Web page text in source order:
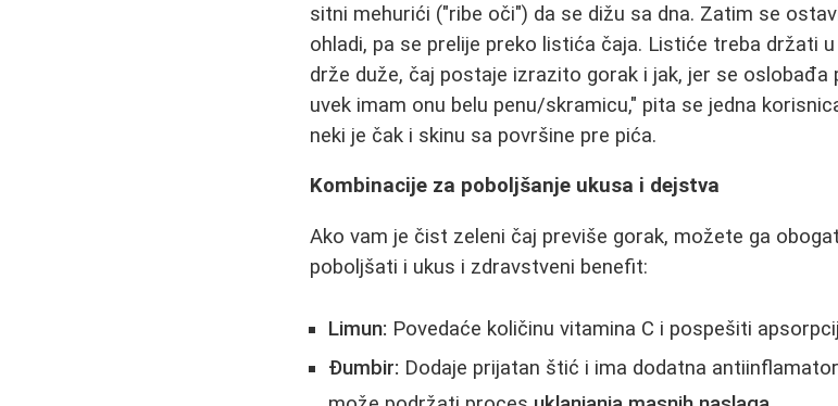
sitni mehurići ("ribe oči") da se dižu sa dna. Zatim se
ohladi, pa se prelije preko listića čaja. Listiće treba držati
drže duže, čaj postaje izrazito gorak i jak, jer se oslobađa
uvek imam onu belu penu/skramicu," pita se jedna
neki je čak i skinu sa površine pre pića.
Kombinacije za poboljšanje ukusa i dejstva
Ako vam je čist zeleni čaj previše gorak, možete ga
poboljšati i ukus i zdravstveni benefit:
Limun: Povedaće količinu vitamina C i pospešiti
Đumbir: Dodaje prijatan štić i ima dodatna